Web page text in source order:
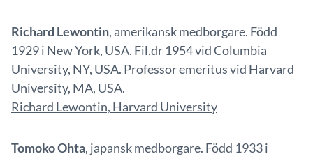
Richard Lewontin, amerikansk medborgare. Född
1929 i New York, USA. Fil.dr 1954 vid Columbia
University, NY, USA. Professor emeritus vid Harvard
University, MA, USA.
Richard Lewontin, Harvard University
Tomoko Ohta, japansk medborgare. Född 1933 i